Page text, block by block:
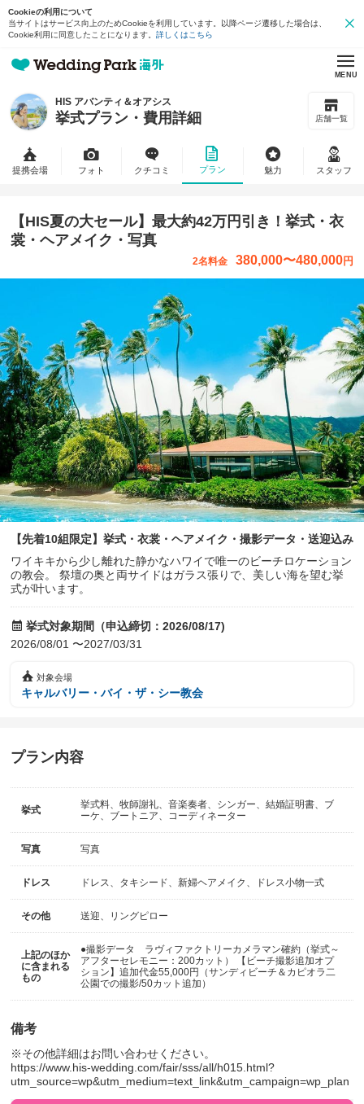
Cookieの利用について
当サイトはサービス向上のためCookieを利用しています。以降ページ遷移した場合は、
Cookie利用に同意したことになります。 詳しくはこちら
MENU
HIS アバンティ＆オアシス
挙式プラン・費用詳細 店舗一覧
提携会場 フォト クチコミ プラン 魅力 スタッフ
【HIS夏の大セール】最大約42万円引き！挙式・衣
裳・ヘアメイク・写真
2名料金 380,000〜480,000円
【先着10組限定】挙式・衣裳・ヘアメイク・撮影データ・送迎込み
ワイキキから少し離れた静かなハワイで唯一のビーチロケーション
の教会。 祭壇の奥と両サイドはガラス張りで、美しい海を望む挙
式が叶います。
挙式対象期間（申込締切：2026/08/17)
2026/08/01 〜2027/03/31
対象会場
キャルバリー・バイ・ザ・シー教会
プラン内容
挙式
挙式料、牧師謝礼、音楽奏者、シンガー、結婚証明書、ブ
ーケ、ブートニア、コーディネーター
写真 写真
ドレス ドレス、タキシード、新婦ヘアメイク、ドレス小物一式
その他 送迎、リングピロー
上記のほか
に含まれる
もの
●撮影データ ラヴィファクトリーカメラマン確約（挙式～
アフターセレモニー：200カット） 【ビーチ撮影追加オプ
ション】追加代金55,000円（サンディビーチ＆カピオラ二
公園での撮影/50カット追加）
備考
※その他詳細はお問い合わせください。
https://www.his-wedding.com/fair/sss/all/h015.html?
utm_source=wp&utm_medium=text_link&utm_campaign=wp_plan